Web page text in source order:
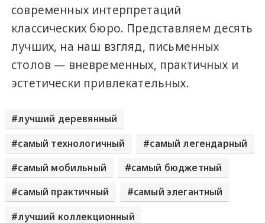
современных интерпретаций
классических бюро. Представляем десять
лучших, на наш взгляд, письменных
столов — вневременных, практичных и
эстетически привлекательных.
лучший деревянный
самый технологичный самый легендарный
самый мобильный самый бюджетный
самый практичный самый элегантный
лучший коллекционный